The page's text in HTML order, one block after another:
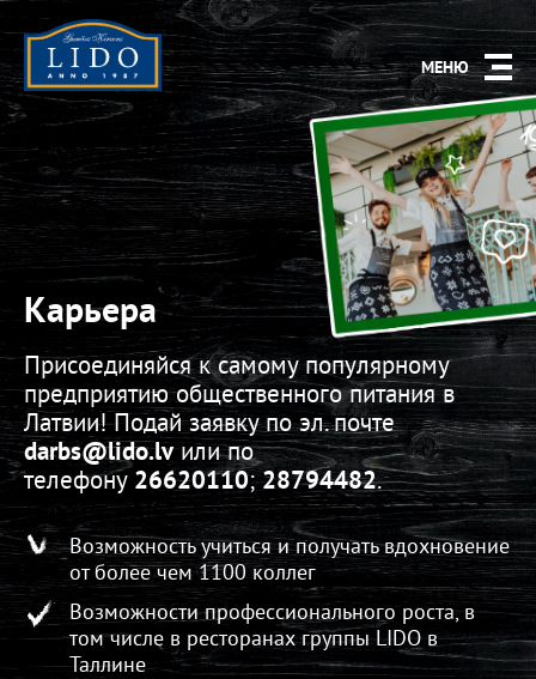
МЕНЮ
Карьера
Присоединяйся к самому популярному
предприятию общественного питания в
Латвии! Подай заявку по эл. почте
darbs@lido.lvили по
телефону 26620110;28794482.
Возможность учиться и получать вдохновение
от более чем 1100 коллег
Возможности профессионального роста, в
том числе в ресторанах группы LIDO в
Таллине